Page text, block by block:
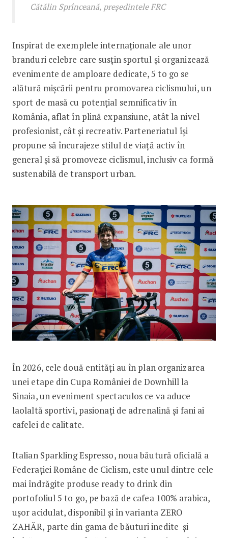
Cătălin Sprînceană, președintele FRC
Inspirat de exemplele internaționale ale unor
branduri celebre care susțin sportul și organizează
evenimente de amploare dedicate, 5 to go se
alătură mișcării pentru promovarea ciclismului, un
sport de masă cu potențial semnificativ în
România, aflat în plină expansiune, atât la nivel
profesionist, cât și recreativ. Parteneriatul își
propune să încurajeze stilul de viață activ în
general și să promoveze ciclismul, inclusiv ca formă
sustenabilă de transport urban.
În 2026, cele două entități au în plan organizarea
unei etape din Cupa României de Downhill la
Sinaia, un eveniment spectaculos ce va aduce
laolaltă sportivi, pasionați de adrenalină și fani ai
cafelei de calitate.
Italian Sparkling Espresso, noua băutură oficială a
Federației Române de Ciclism, este unul dintre cele
mai îndrăgite produse ready to drink din
portofoliul 5 to go, pe bază de cafea 100% arabica,
ușor acidulat, disponibil și în varianta ZERO
ZAHĂR, parte din gama de băuturi inedite și